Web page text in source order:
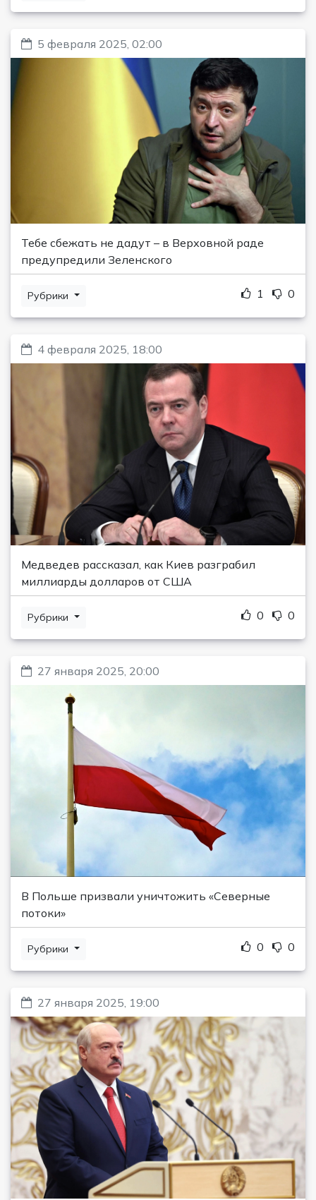
5 февраля 2025, 02:00
Тебе сбежать не дадут – в Верховной раде
предупредили Зеленского
Рубрики 1 0
4 февраля 2025, 18:00
Медведев рассказал, как Киев разграбил
миллиарды долларов от США
Рубрики 0 0
27 января 2025, 20:00
В Польше призвали уничтожить «Северные
потоки»
Рубрики 0 0
27 января 2025, 19:00